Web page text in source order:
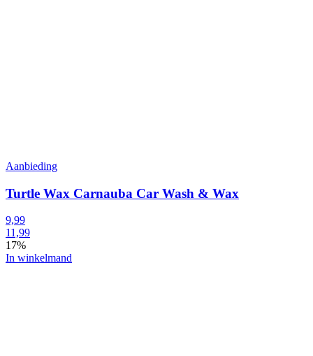
Aanbieding
Turtle Wax Carnauba Car Wash & Wax
9,99
11,99
17%
In winkelmand